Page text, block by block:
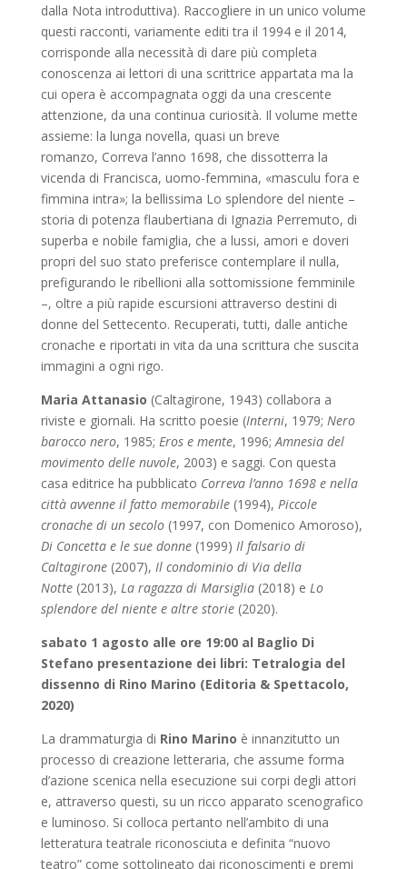
dalla Nota introduttiva). Raccogliere in un unico volume
questi racconti, variamente editi tra il 1994 e il 2014,
corrisponde alla necessità di dare più completa
conoscenza ai lettori di una scrittrice appartata ma la
cui opera è accompagnata oggi da una crescente
attenzione, da una continua curiosità. Il volume mette
assieme: la lunga novella, quasi un breve
romanzo, Correva l’anno 1698, che dissotterra la
vicenda di Francisca, uomo-femmina, «masculu fora e
fimmina intra»; la bellissima Lo splendore del niente –
storia di potenza flaubertiana di Ignazia Perremuto, di
superba e nobile famiglia, che a lussi, amori e doveri
propri del suo stato preferisce contemplare il nulla,
prefigurando le ribellioni alla sottomissione femminile
–, oltre a più rapide escursioni attraverso destini di
donne del Settecento. Recuperati, tutti, dalle antiche
cronache e riportati in vita da una scrittura che suscita
immagini a ogni rigo.
Maria Attanasio (Caltagirone, 1943) collabora a
riviste e giornali. Ha scritto poesie (Interni, 1979; Nero
barocco nero, 1985; Eros e mente, 1996; Amnesia del
movimento delle nuvole, 2003) e saggi. Con questa
casa editrice ha pubblicato Correva l’anno 1698 e nella
città avvenne il fatto memorabile (1994), Piccole
cronache di un secolo(1997, con Domenico Amoroso),
Di Concetta e le sue donne(1999) Il falsario di
Caltagirone (2007), Il condominio di Via della
Notte (2013), La ragazza di Marsiglia (2018) e Lo
splendore del niente e altre storie (2020).
sabato 1 agosto alle ore 19:00 al Baglio Di
Stefano presentazione dei libri: Tetralogia del
dissenno di Rino Marino (Editoria & Spettacolo,
2020)
La drammaturgia di Rino Marino è innanzitutto un
processo di creazione letteraria, che assume forma
d’azione scenica nella esecuzione sui corpi degli attori
e, attraverso questi, su un ricco apparato scenografico
e luminoso. Si colloca pertanto nell’ambito di una
letteratura teatrale riconosciuta e definita “nuovo
teatro” come sottolineato dai riconoscimenti e premi